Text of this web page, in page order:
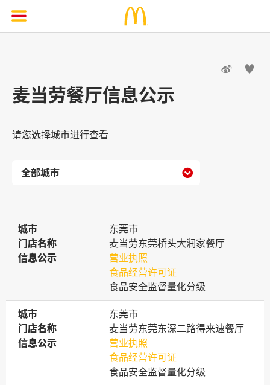
 
麦当劳餐厅信息公示
请您选择城市进行查看

城市
城市
东莞市
门店名称
门店名称
麦当劳东莞桥头大润家餐厅
信息公示
信息公示
营业执照
食品经营许可证
食品安全监督量化分级
城市
城市
东莞市
门店名称
门店名称
麦当劳东莞东深二路得来速餐厅
信息公示
信息公示
营业执照
食品经营许可证
食品安全监督量化分级